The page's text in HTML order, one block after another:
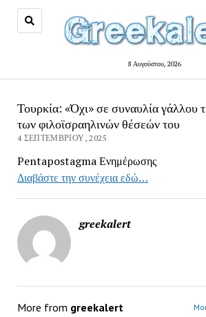
8 Αυγούστου, 2026
Τουρκία: «Όχι» σε συναυλία γάλλου
των φιλοϊσραηλινών θέσεών του
4 ΣΕΠΤΕΜΒΡΊΟΥ, 2025
Pentapostagma Ενημέρωσης
Διαβάστε την συνέχεια εδώ…
greekalert
More from greekalert